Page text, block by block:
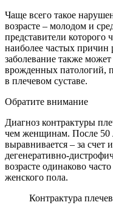
Чаще всего такое
возрасте – молодом и
представители которого
наиболее частых причин
заболевание также может
врожденных патологий,
в плечевом суставе.
Обратите внимание
Диагноз контрактуры
чем женщинам. После 50
выравнивается – за
дегенеративно-
возрасте одинаково
женского пола.
Контрактура